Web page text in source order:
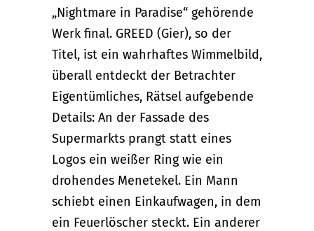
„Nightmare in Paradise“ gehörende
Werk final. GREED (Gier), so der
Titel, ist ein wahrhaftes Wimmelbild,
überall entdeckt der Betrachter
Eigentümliches, Rätsel aufgebende
Details: An der Fassade des
Supermarkts prangt statt eines
Logos ein weißer Ring wie ein
drohendes Menetekel. Ein Mann
schiebt einen Einkaufwagen, in dem
ein Feuerlöscher steckt. Ein anderer